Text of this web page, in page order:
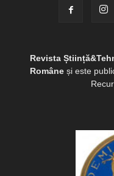
Revista
Româneși este